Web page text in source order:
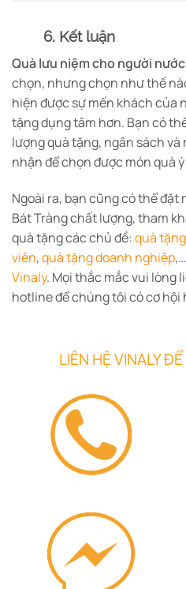
6. Kết luận
Quà lưu niệm cho người
chọn, nhưng chọn như thế
hiện được sự mến khách của
tặng dụng tâm hơn. Bạn có
lượng quà tặng, ngân sách
nhận để chọn được món quà
Ngoài ra, bạn cũng có thể đặt
Bát Tràng chất lượng, tham
quà tặng các chủ đề: quà
viên,quà tặng doanh nghiệp
Vinaly. Mọi thắc mắc vui lòng
hotline để chúng tôi có cơ hội
LIÊN HỆ VINALY